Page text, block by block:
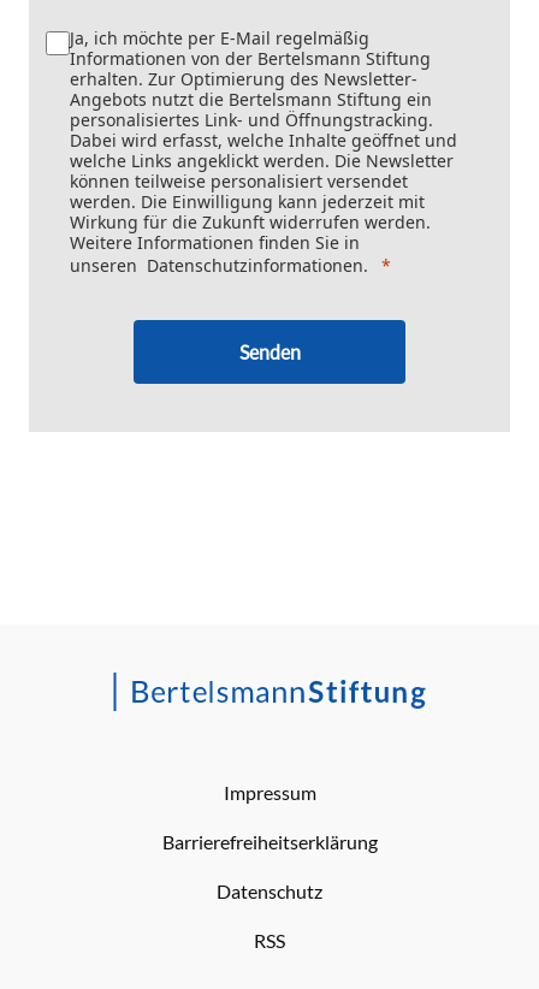
Ja, ich möchte per E-Mail regelmäßig
Informationen von der Bertelsmann Stiftung
erhalten. Zur Optimierung des Newsletter-
Angebots nutzt die Bertelsmann Stiftung ein
personalisiertes Link- und Öffnungstracking.
Dabei wird erfasst, welche Inhalte geöffnet und
welche Links angeklickt werden. Die Newsletter
können teilweise personalisiert versendet
werden. Die Einwilligung kann jederzeit mit
Wirkung für die Zukunft widerrufen werden.
Weitere Informationen finden Sie in
unseren Datenschutzinformationen.
Senden
Impressum
Barrierefreiheitserklärung
Datenschutz
RSS